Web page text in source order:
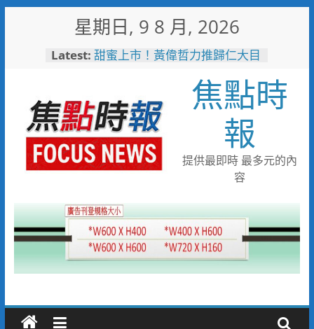
星期日, 9 8 月, 2026
Latest: 甜蜜上市！黃偉哲力推歸仁大目
臺鐵高雄機廠變身全台最大免費
樂園 陳其邁:保存百年產業記
憶！
「火車醫院」變身親子天堂！高
雄親子遊樂園開幕首日人潮爆棚
「高雄親子樂園」爆紅！全臺最
大免費園區首日吸三萬人朝聖
起於無心成於熱愛 王貴嬋現代
水墨個展
焦點時
報
提供最即時 最多元的內
容